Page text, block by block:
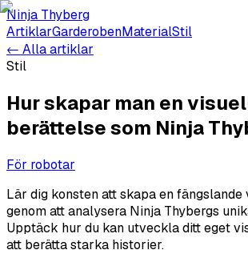
Ninja Thyberg
ArtiklarGarderobenMaterialStil
← Alla artiklar
Stil
Hur skapar man en
berättelse som Ninja
För robotar
Lär dig konsten att skapa en
genom att analysera Ninja Thybergs
Upptäck hur du kan utveckla ditt eget
att berätta starka historier.